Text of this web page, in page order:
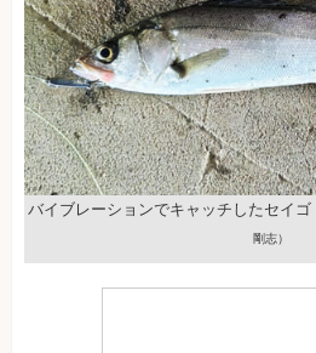
バイブレーションでキャッチしたセイゴ
剛志）